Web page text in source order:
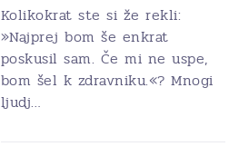
Kolikokrat ste si že rekli:
»Najprej bom še enkrat
poskusil sam. Če mi ne uspe,
bom šel k zdravniku.«? Mnogi
ljudj…